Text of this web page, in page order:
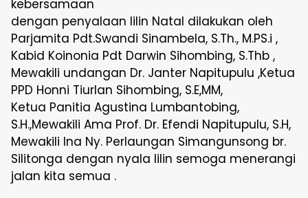
kebersamaan
dengan penyalaan lilin Natal dilakukan oleh
Parjamita Pdt.Swandi Sinambela, S.Th., M.PS.i ,
Kabid Koinonia Pdt Darwin Sihombing, S.Thb ,
Mewakili undangan Dr. Janter Napitupulu ,Ketua
PPD Honni Tiurlan Sihombing, S.E,MM,
Ketua Panitia Agustina Lumbantobing,
S.H.,Mewakili Ama Prof. Dr. Efendi Napitupulu, S.H,
Mewakili Ina Ny. Perlaungan Simangunsong br.
Silitonga dengan nyala lilin semoga menerangi
jalan kita semua .